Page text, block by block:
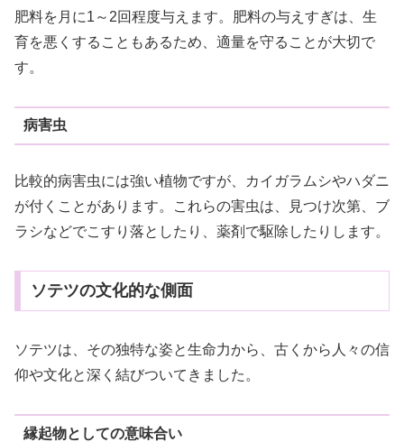
肥料を月に1～2回程度与えます。肥料の与えすぎは、生
育を悪くすることもあるため、適量を守ることが大切で
す。
病害虫
比較的病害虫には強い植物ですが、カイガラムシやハダニ
が付くことがあります。これらの害虫は、見つけ次第、ブ
ラシなどでこすり落としたり、薬剤で駆除したりします。
ソテツの文化的な側面
ソテツは、その独特な姿と生命力から、古くから人々の信
仰や文化と深く結びついてきました。
縁起物としての意味合い